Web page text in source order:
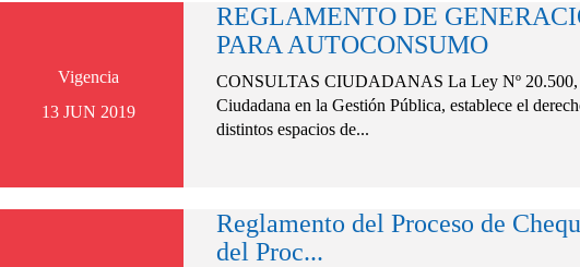
Vigencia
13 JUN 2019
REGLAMENTO DE
PARA AUTOCONSUMO
CONSULTAS CIUDADANAS La Ley Nº 20.500,
Ciudadana en la Gestión Pública, establece el
distintos espacios de...
Reglamento del Proceso de
del Proc...